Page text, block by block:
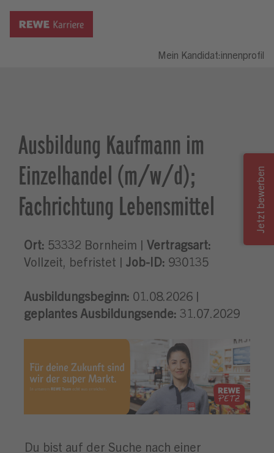
Mein Kandidat:innenprofil
Ausbildung Kaufmann im
Einzelhandel (m/w/d);
Fachrichtung Lebensmittel
Ort: 53332 Bornheim | Vertragsart:
Vollzeit, befristet | Job-ID: 930135
Ausbildungsbeginn: 01.08.2026 |
geplantes Ausbildungsende: 31.07.2029
Du bist auf der Suche nach einer